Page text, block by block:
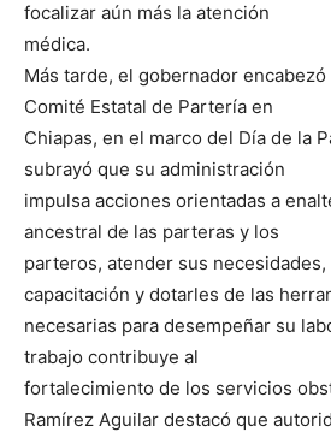
focalizar aún más la atención
médica.
Más tarde, el gobernador
Comité Estatal de Partería en
Chiapas, en el marco del Día de la
subrayó que su administración
impulsa acciones orientadas a
ancestral de las parteras y los
parteros, atender sus
capacitación y dotarles de las
necesarias para desempeñar su
trabajo contribuye al
fortalecimiento de los servicios
Ramírez Aguilar destacó que